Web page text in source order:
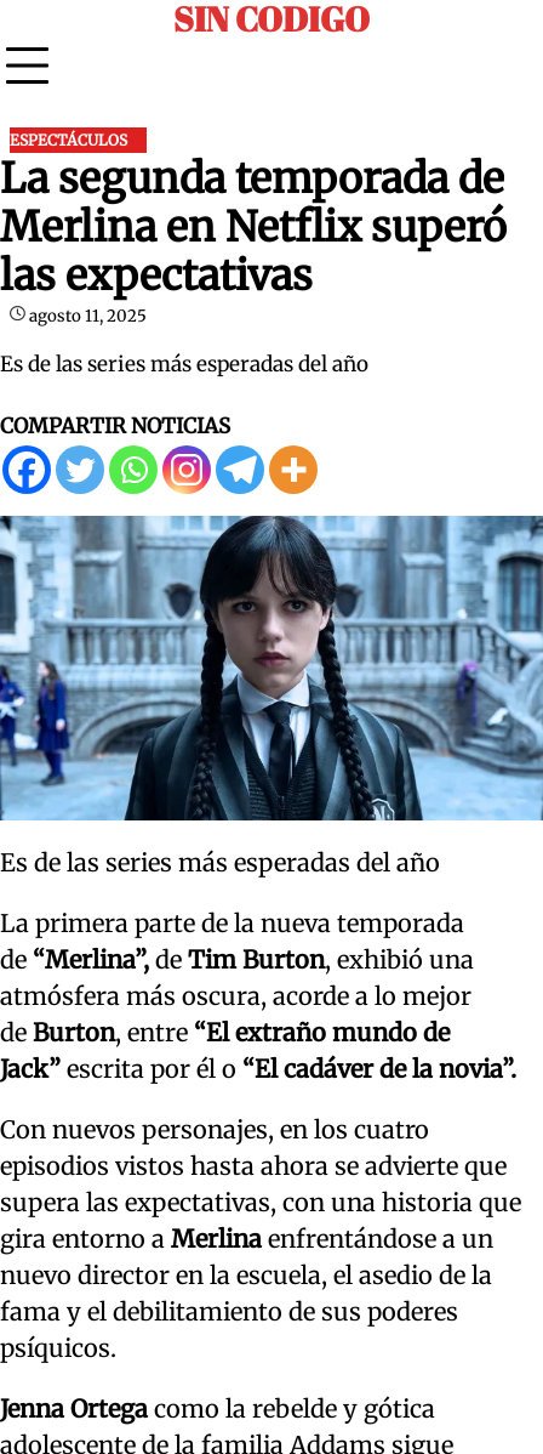
to
content
SIN CODIGO
ESPECTÁCULOS
La segunda temporada de
Merlina en Netflix superó
las expectativas
agosto 11, 2025
Es de las series más esperadas del año
COMPARTIR NOTICIAS
Es de las series más esperadas del año
La primera parte de la nueva temporada
de “Merlina”, de Tim Burton, exhibió una
atmósfera más oscura, acorde a lo mejor
de Burton, entre “El extraño mundo de
Jack” escrita por él o “El cadáver de la novia”.
Con nuevos personajes, en los cuatro
episodios vistos hasta ahora se advierte que
supera las expectativas, con una historia que
gira entorno a Merlina enfrentándose a un
nuevo director en la escuela, el asedio de la
fama y el debilitamiento de sus poderes
psíquicos.
Jenna Ortega como la rebelde y gótica
adolescente de la familia Addams sigue